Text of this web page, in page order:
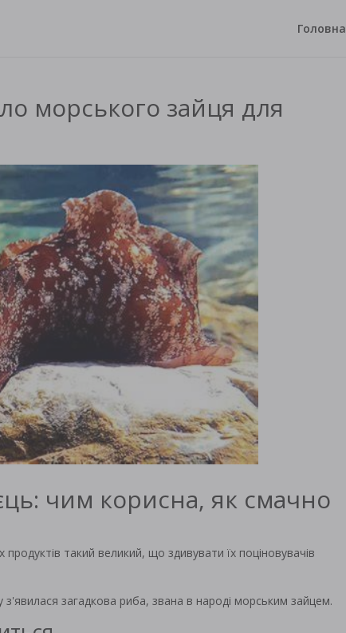
Головна
морського зайця для
чим корисна, як смачно
такий великий, що здивувати їх поціновувачів
загадкова риба, звана в народі морським зайцем.